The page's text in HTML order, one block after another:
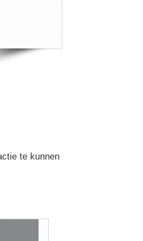
te kunnen